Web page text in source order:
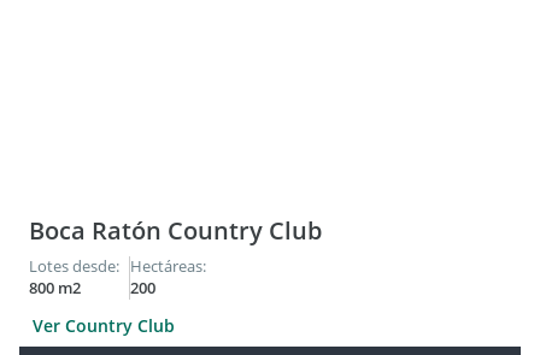
Boca Ratón Country Club
Lotes desde:
800 m2
Hectáreas:
200
Ver Country Club